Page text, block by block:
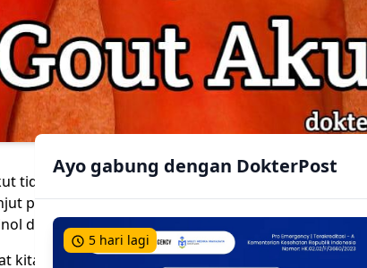
tidak dianjurkan, karena penurunan kadar asam
pada pasien. Kecuali, pasien tersebut sudah
dengan dosis sebelumnya justru dianjurkan.
kita untuk menggambarkan gejala gout akut.
Ayo gabung dengan DokterPost
5 hari lagi